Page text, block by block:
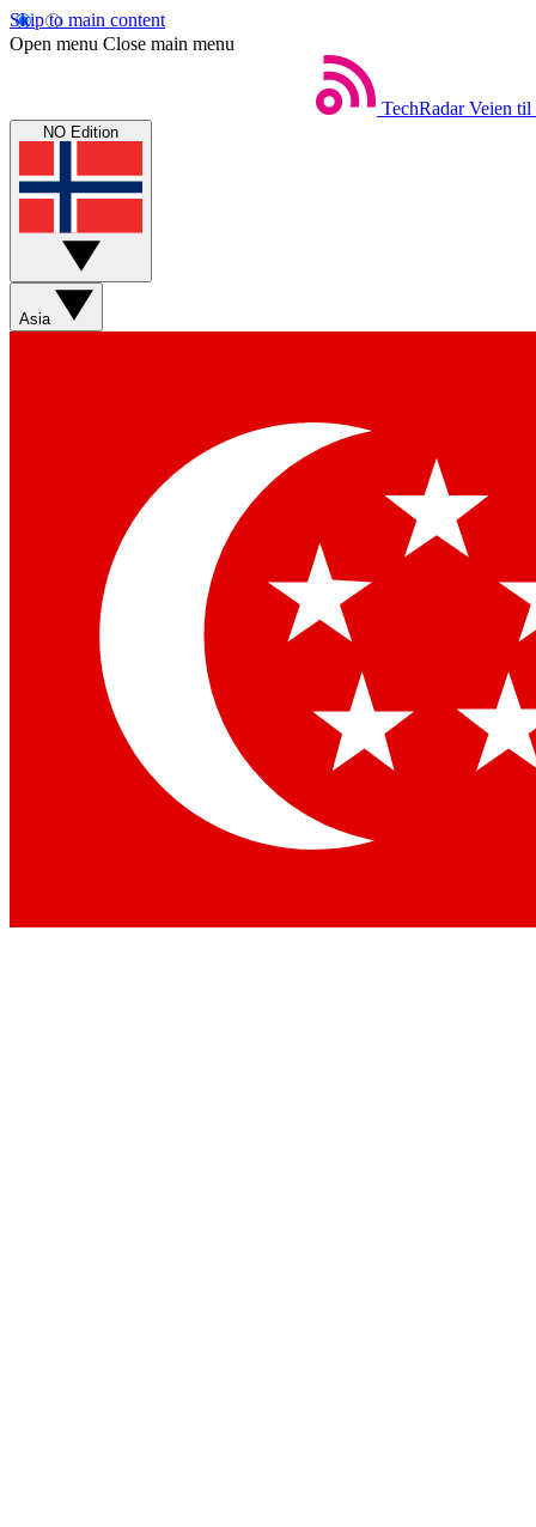
Skip to main content
Open menu Close main menu
TechRadar Veien til
NO Edition
Asia